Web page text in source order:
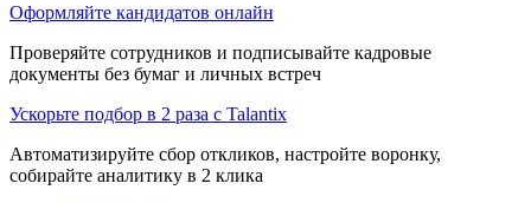
Оформляйте кандидатов онлайн
Проверяйте сотрудников и подписывайте кадровые
документы без бумаг и личных встреч
Ускорьте подбор в 2 раза с Talantix
Автоматизируйте сбор откликов, настройте воронку,
собирайте аналитику в 2 клика